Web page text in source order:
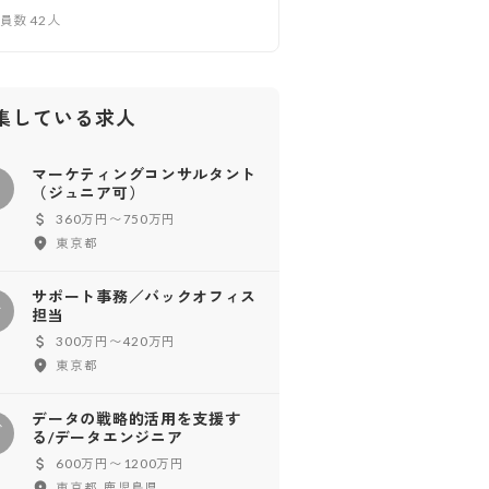
数42 人
している求人
マーケティングコンサルタント
（ジュニア可）
360万円〜750万円
東京都
サポート事務／バックオフィス
担当
300万円〜420万円
東京都
データの戦略的活用を支援す
る/データエンジニア
600万円〜1200万円